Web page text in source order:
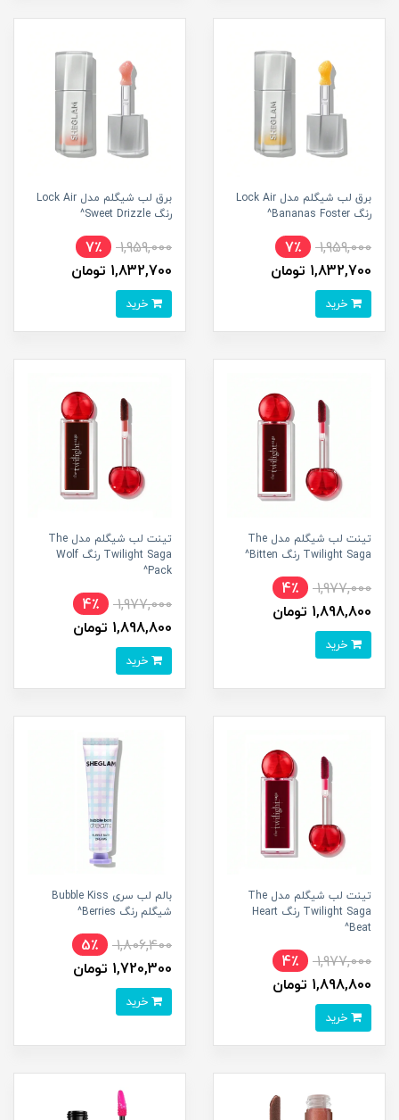
برق لب شیگلم مدل Lock Air
رنگ Bananas Foster^
1,959,000
7٪
1,832,700 تومان
برق لب شیگلم مدل Lock Air
رنگ Sweet Drizzle^
1,959,000
7٪
1,832,700 تومان
تینت لب شیگلم مدل The
Twilight Saga رنگ Bitten^
1,977,000
4٪
1,898,800 تومان
تینت لب شیگلم مدل The
Twilight Saga رنگ Wolf
Pack^
1,977,000
4٪
1,898,800 تومان
تینت لب شیگلم مدل The
Twilight Saga رنگ Heart
Beat^
1,977,000
4٪
1,898,800 تومان
بالم لب سری Bubble Kiss
شیگلم رنگ Berries^
1,806,400
5٪
1,720,300 تومان